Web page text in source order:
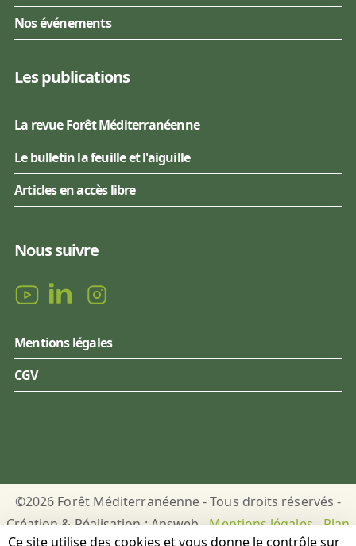
Nos événements
Les publications
La revue Forêt Méditerranéenne
Le bulletin la feuille et l'aiguille
Articles en accès libre
Nous suivre
Mentions légales
CGV
©2026 Forêt Méditerranéenne - Tous droits réservés -
Création & Réalisation : Answeb -Mentions légales-Plan
Ce site utilise des cookies et vous donne le contrôle sur